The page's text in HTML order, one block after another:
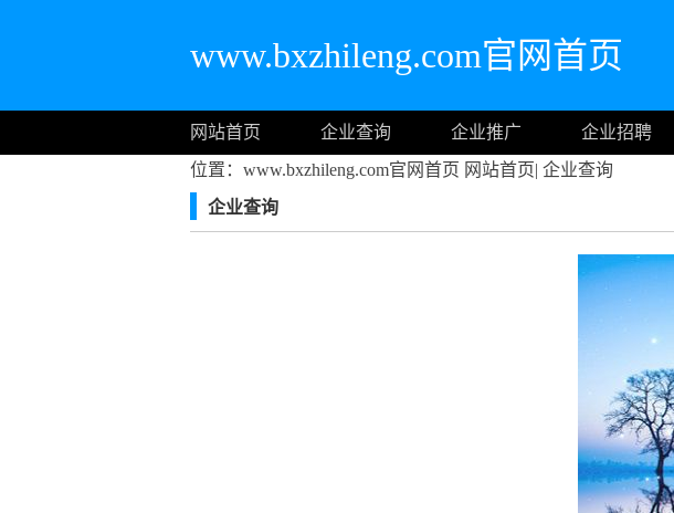
www.bxzhileng.com官网首页
网站首页 企业查询 企业推广 企业招聘
位置：www.bxzhileng.com官网首页 网站首页| 企业查询
企业查询